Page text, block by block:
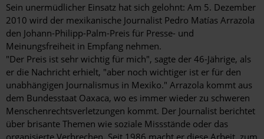
Sein unermüdlicher Einsatz hat sich gelohnt: Am 5. Dezember
2010 wird der mexikanische Journalist Pedro Matías ­Arrazola
den Johann-Philipp-Palm-Preis für Presse- und
Meinungsfreiheit in Empfang nehmen.
"Der Preis ist sehr wichtig für mich", sagte der 46-Jährige, als
er die Nachricht erhielt, "aber noch wichtiger ist er für den
unabhängigen Journalismus in Mexiko." Arrazola kommt aus
dem Bundesstaat Oaxaca, wo es immer wieder zu schweren
Menschenrechtsverletzungen kommt. Der Journalist berichtet
über brisante Themen wie soziale Missstände oder das
organisierte Verbrechen. Seit 1986 macht er diese Arbeit, zum